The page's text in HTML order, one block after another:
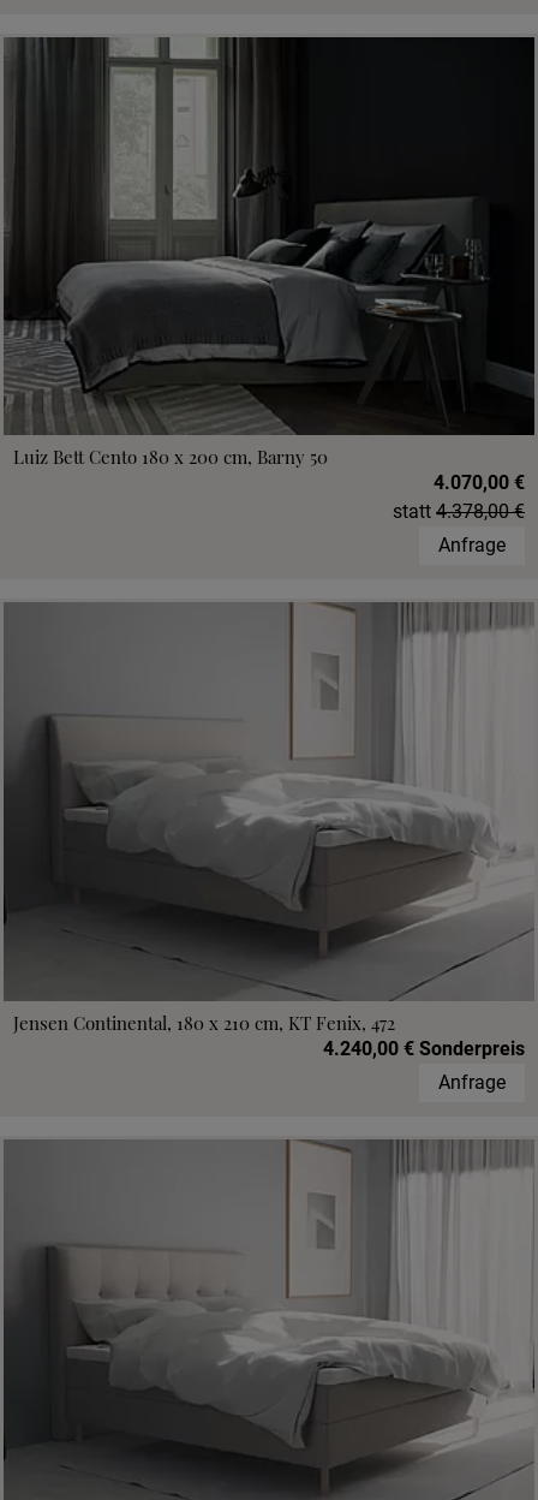
Luiz Bett Cento 180 x 200 cm, Barny 50
4.070,00 €
statt 4.378,00 €
Anfrage
Jensen Continental, 180 x 210 cm, KT Fenix, 472
4.240,00 € Sonderpreis
Anfrage